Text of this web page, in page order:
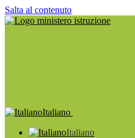
Salta al contenuto
Italiano
Italiano